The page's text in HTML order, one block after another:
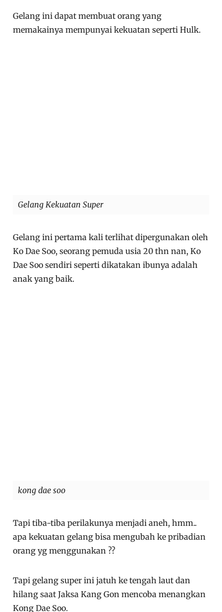
Gelang ini dapat membuat orang yang
memakainya mempunyai kekuatan seperti Hulk.
Gelang Kekuatan Super
Gelang ini pertama kali terlihat dipergunakan oleh
Ko Dae Soo, seorang pemuda usia 20 thn nan, Ko
Dae Soo sendiri seperti dikatakan ibunya adalah
anak yang baik.
kong dae soo
Tapi tiba-tiba perilakunya menjadi aneh, hmm..
apa kekuatan gelang bisa mengubah ke pribadian
orang yg menggunakan ??
Tapi gelang super ini jatuh ke tengah laut dan
hilang saat Jaksa Kang Gon mencoba menangkan
Kong Dae Soo.